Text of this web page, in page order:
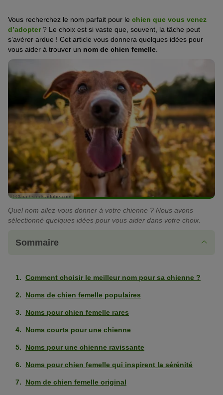
Vous recherchez le nom parfait pour le chien que vous venez
d’adopter? Le choix est si vaste que, souvent, la tâche peut
s’avérer ardue ! Cet article vous donnera quelques idées pour
vous aider à trouver un nom de chien femelle
© Clara / stock.adobe.com
Quel nom allez-vous donner à votre chienne ? Nous avons
sélectionné quelques idées pour vous aider dans votre choix.
Sommaire
Comment choisir le meilleur nom pour sa chienne ?
Noms de chien femelle populaires
Noms pour chien femelle rares
Noms courts pour une chienne
Noms pour une chienne ravissante
Noms pour chien femelle qui inspirent la sérénité
Nom de chien femelle original